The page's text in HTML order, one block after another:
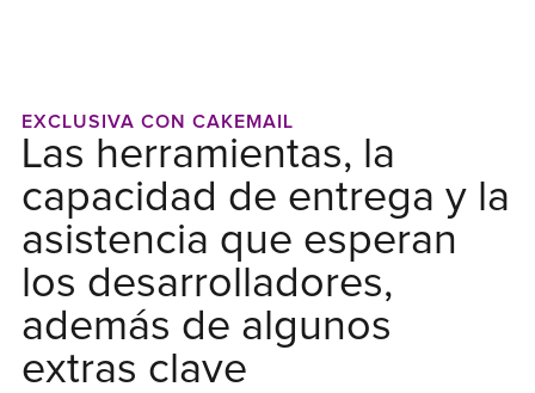
EXCLUSIVA CON CAKEMAIL
Las herramientas, la
capacidad de entrega y la
asistencia que esperan
los desarrolladores,
además de algunos
extras clave